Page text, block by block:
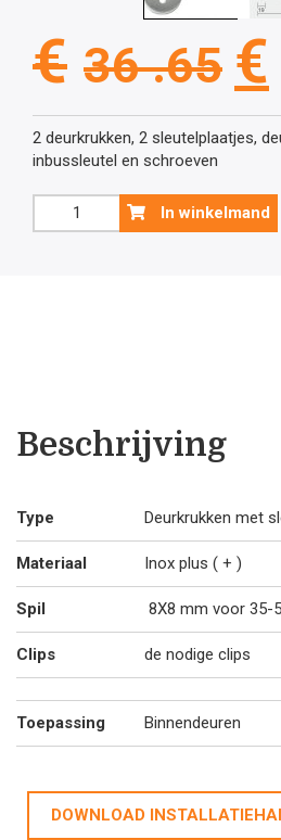
€ 36 .65 €
2 deurkrukken, 2 sleutelplaatjes,
inbussleutel en schroeven
plus
In winkelmand
Beschrijving
Type Deurkrukken met
Materiaal Inox plus ( + )
Spil 8X8 mm voor 35-
Clips de nodige clips
Toepassing Binnendeuren
DOWNLOAD